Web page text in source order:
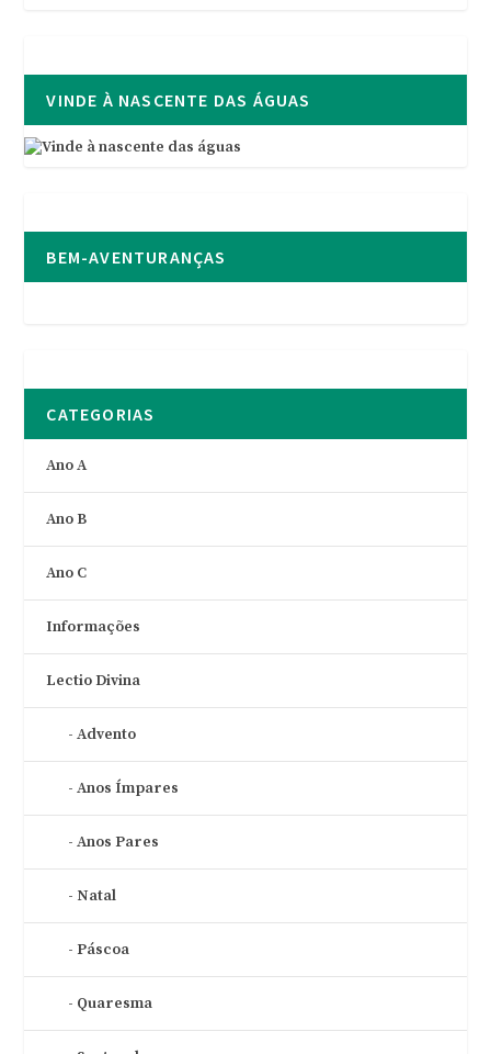
VINDE À NASCENTE DAS ÁGUAS
BEM-AVENTURANÇAS
CATEGORIAS
Ano A
Ano B
Ano C
Informações
Lectio Divina
Advento
Anos Ímpares
Anos Pares
Natal
Páscoa
Quaresma